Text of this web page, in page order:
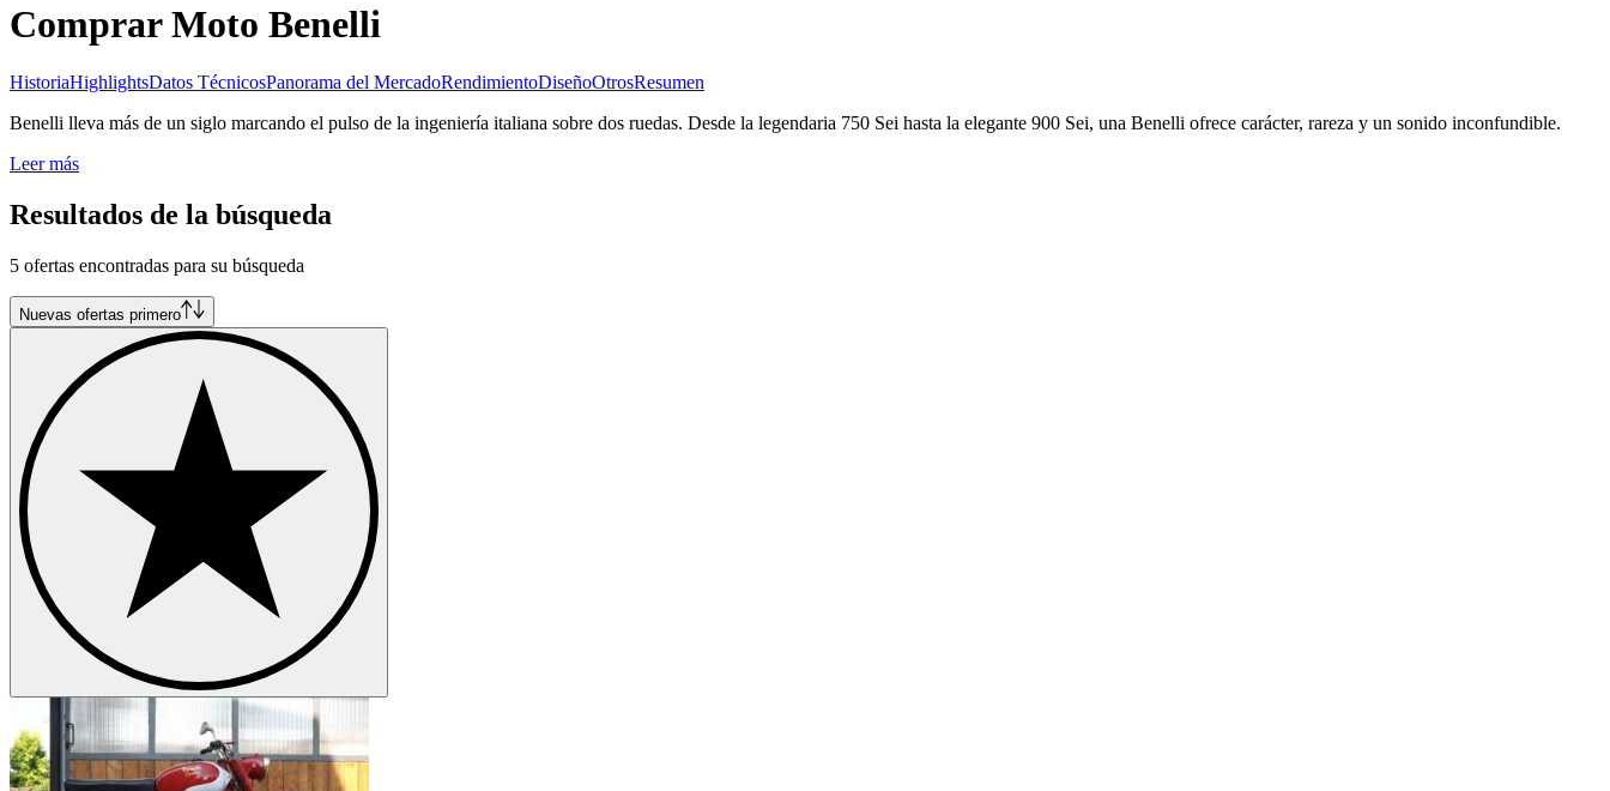
Comprar Moto Benelli
HistoriaHighlightsDatos TécnicosPanorama del MercadoRendimientoDiseñoOtrosResumen
Benelli lleva más de un siglo marcando el pulso de la ingeniería italiana sobre dos ruedas. Desde la legendaria 750 Sei hasta la elegante 900 Sei, una Benelli ofrece carácter, rareza y un sonido inconfundible.
Leer más
Resultados de la búsqueda
5 ofertas encontradas para su búsqueda
Nuevas ofertas primero